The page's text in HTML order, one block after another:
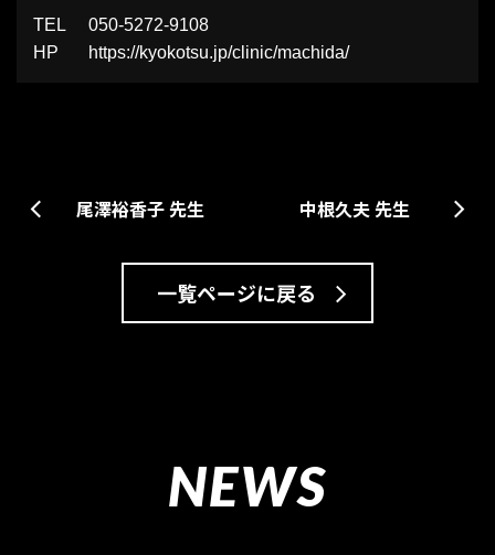
TEL
050-5272-9108
HP
https://kyokotsu.jp/clinic/machida/
尾澤裕香子 先生
一覧ページに戻る
中根久夫 先生
NEWS